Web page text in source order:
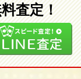
査定！